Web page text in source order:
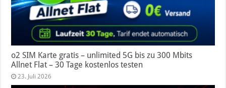
o2 SIM Karte gratis – unlimited 5G bis zu 300 Mbits
Allnet Flat – 30 Tage kostenlos testen
23. Juli 2026